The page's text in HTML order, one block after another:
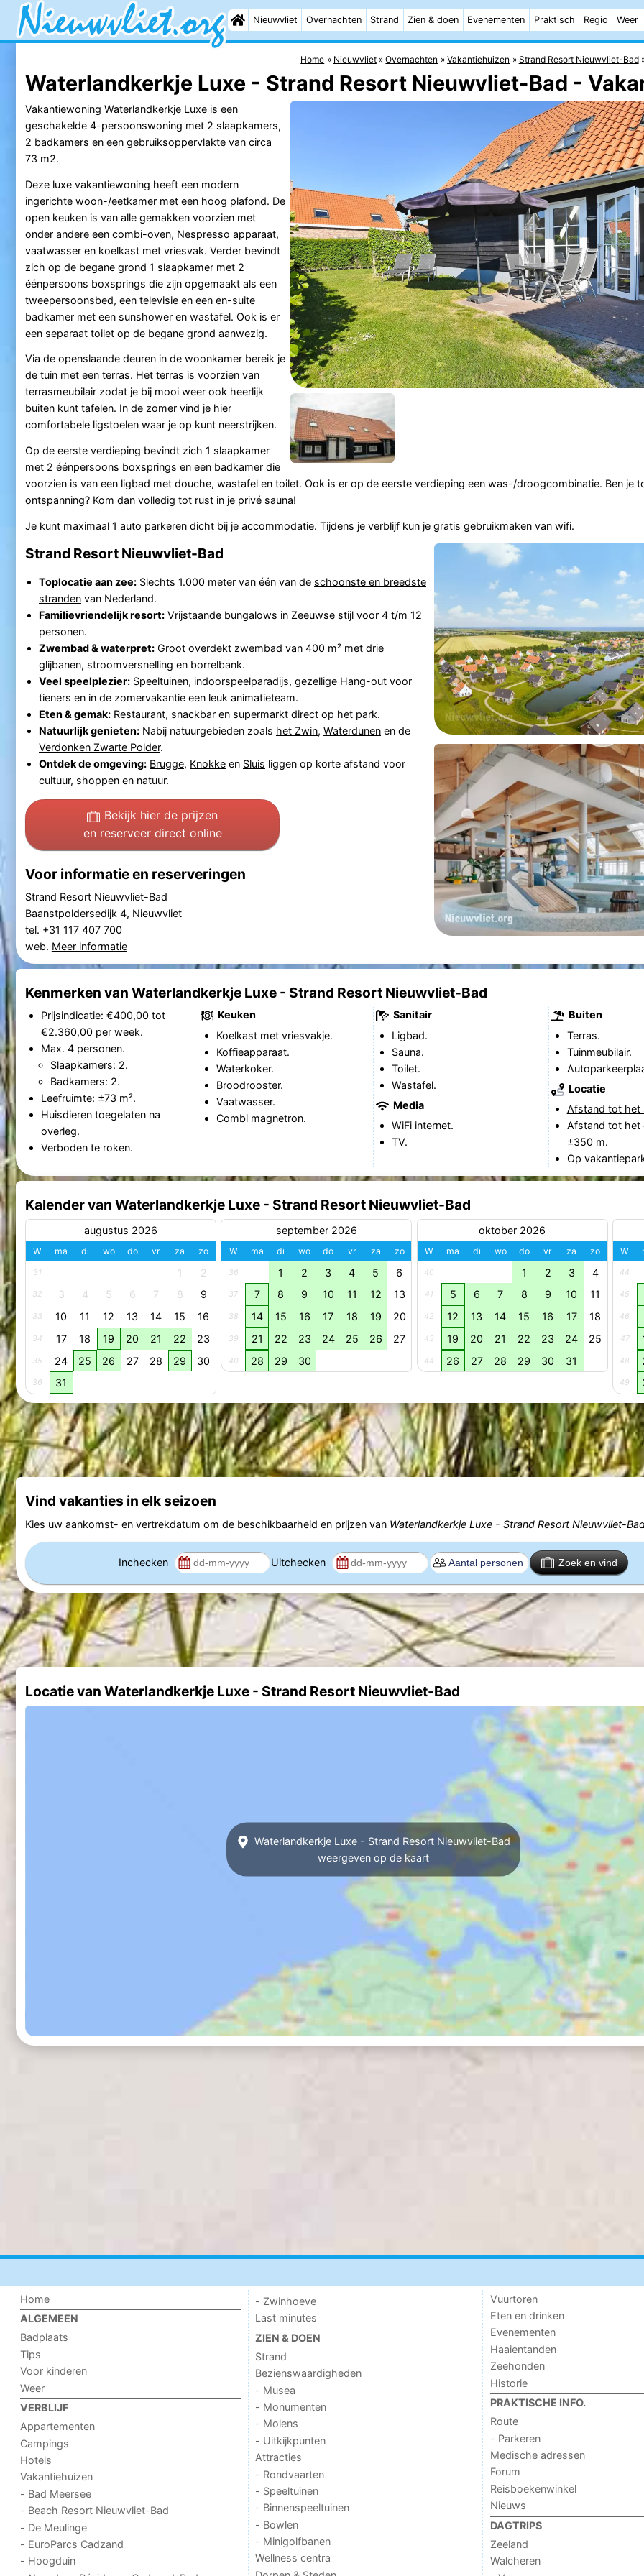
Nieuwvliet Overnachten Strand Zien & doen Evenementen Praktisch Regio Weer
Home Nieuwvliet Overnachten Vakantiehuizen Strand Resort Nieuwvliet-Bad
Waterlandkerkje Luxe - Strand Resort Nieuwvliet-Bad -
Vakantiewoning Waterlandkerkje Luxe is een
geschakelde 4-persoonswoning met 2 slaapkamers,
2 badkamers en een gebruiksoppervlakte van circa
73 m2.
Deze luxe vakantiewoning heeft een modern
ingerichte woon-/eetkamer met een hoog plafond. De
open keuken is van alle gemakken voorzien met
onder andere een combi-oven, Nespresso apparaat,
vaatwasser en koelkast met vriesvak. Verder bevindt
zich op de begane grond 1 slaapkamer met 2
éénpersoons boxsprings die zijn opgemaakt als een
tweepersoonsbed, een televisie en een en-suite
badkamer met een sunshower en wastafel. Ook is er
een separaat toilet op de begane grond aanwezig.
Via de openslaande deuren in de woonkamer bereik je
de tuin met een terras. Het terras is voorzien van
terrasmeubilair zodat je bij mooi weer ook heerlijk
buiten kunt tafelen. In de zomer vind je hier
comfortabele ligstoelen waar je op kunt neerstrijken.
Op de eerste verdieping bevindt zich 1 slaapkamer
met 2 éénpersoons boxsprings en een badkamer die
voorzien is van een ligbad met douche, wastafel en toilet. Ook is er op de eerste verdieping een was-/droogcombinatie. Ben je
ontspanning? Kom dan volledig tot rust in je privé sauna!
Je kunt maximaal 1 auto parkeren dicht bij je accommodatie. Tijdens je verblijf kun je gratis gebruikmaken van wifi.
Strand Resort Nieuwvliet-Bad
Toplocatie aan zee:Slechts 1.000 meter van één van de schoonste en breedste
strandenvan Nederland.
Familievriendelijk resort:Vrijstaande bungalows in Zeeuwse stijl voor 4 t/m 12
personen.
Zwembad & waterpret: Groot overdekt zwembad van 400 m² met drie
glijbanen, stroomversnelling en borrelbank.
Veel speelplezier:Speeltuinen, indoorspeelparadijs, gezellige Hang-out voor
tieners en in de zomervakantie een leuk animatieteam.
Eten & gemak:Restaurant, snackbar en supermarkt direct op het park.
Natuurlijk genieten:Nabij natuurgebieden zoals het Zwin, Waterdunenen de
Verdonken Zwarte Polder.
Ontdek de omgeving: Brugge, Knokkeen Sluis liggen op korte afstand voor
cultuur, shoppen en natuur.
Bekijk hier de prijzen
en reserveer direct online
Voor informatie en reserveringen
Strand Resort Nieuwvliet-Bad
Baanstpoldersedijk 4, Nieuwvliet
tel. +31 117 407 700
web. Meer informatie
Kenmerken van Waterlandkerkje Luxe - Strand Resort Nieuwvliet-Bad
Prijsindicatie: €400,00 tot
€2.360,00 per week.
Max. 4 personen.
Slaapkamers: 2.
Badkamers: 2.
Leefruimte: ±73 m².
Huisdieren toegelaten na
overleg.
Verboden te roken.
Keuken
Koelkast met vriesvakje.
Koffieapparaat.
Waterkoker.
Broodrooster.
Vaatwasser.
Combi magnetron.
Sanitair
Ligbad.
Sauna.
Toilet.
Wastafel.
Media
WiFi internet.
TV.
Buiten
Terras.
Tuinmeubilair.
Locatie
Afstand tot het
Afstand tot het
±350 m.
Op
Kalender van Waterlandkerkje Luxe - Strand Resort Nieuwvliet-Bad
augustus 2026
W ma di wo do vr za zo
31 1 2
32 3 4 5 6 7 8 9
33 10 11 12 13 14 15 16
34 17 18 19 20 21 22 23
35 24 25 26 27 28 29 30
36 31
september 2026
W ma di wo do vr za zo
36 1 2 3 4 5 6
37 7 8 9 10 11 12 13
38 14 15 16 17 18 19 20
39 21 22 23 24 25 26 27
40 28 29 30
oktober 2026
W ma di wo do vr za zo
40 1 2 3 4
41 5 6 7 8 9 10 11
42 12 13 14 15 16 17 18
43 19 20 21 22 23 24 25
44 26 27 28 29 30 31
W
44
45
46
47
48
49
Vind vakanties in elk seizoen
Kies uw aankomst- en vertrekdatum om de beschikbaarheid en prijzen van Waterlandkerkje Luxe - Strand Resort Nieuwvliet-
Inchecken Uitchecken Zoek en vind
Locatie van Waterlandkerkje Luxe - Strand Resort Nieuwvliet-Bad
Waterlandkerkje Luxe - Strand Resort Nieuwvliet-Bad
weergeven op de kaart
Home
ALGEMEEN
Badplaats
Tips
Voor kinderen
Weer
VERBLIJF
Appartementen
Campings
Hotels
Vakantiehuizen
- Bad Meersee
- Beach Resort Nieuwvliet-Bad
- De Meulinge
- EuroParcs Cadzand
- Hoogduin
- Zwinhoeve
Last minutes
ZIEN & DOEN
Strand
Bezienswaardigheden
- Musea
- Monumenten
- Molens
- Uitkijkpunten
Attracties
- Rondvaarten
- Speeltuinen
- Binnenspeeltuinen
- Bowlen
- Minigolfbanen
Wellness centra
Vuurtoren
Eten en drinken
Evenementen
Haaientanden
Zeehonden
Historie
PRAKTISCHE INFO.
Route
- Parkeren
Medische adressen
Forum
Reisboekenwinkel
Nieuws
DAGTRIPS
Zeeland
Walcheren